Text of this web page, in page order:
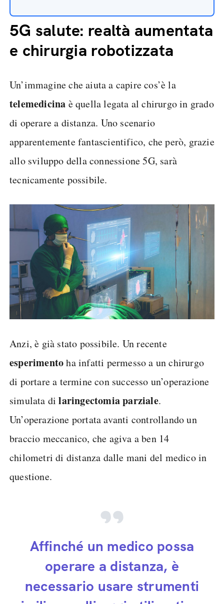
5G salute: realtà aumentata
e chirurgia robotizzata
Un’immagine che aiuta a capire cos’è la
telemedicina è quella legata al chirurgo in grado
di operare a distanza. Uno scenario
apparentemente fantascientifico, che però, grazie
allo sviluppo della connessione 5G, sarà
tecnicamente possibile.
Anzi, è già stato possibile. Un recente
esperimentoha infatti permesso a un chirurgo
di portare a termine con successo un’operazione
simulata dilaringectomia parziale.
Un’operazione portata avanti controllando un
braccio meccanico, che agiva a ben 14
chilometri di distanza dalle mani del medico in
questione.
Affinché un medico possa
operare a distanza, è
necessario usare strumenti